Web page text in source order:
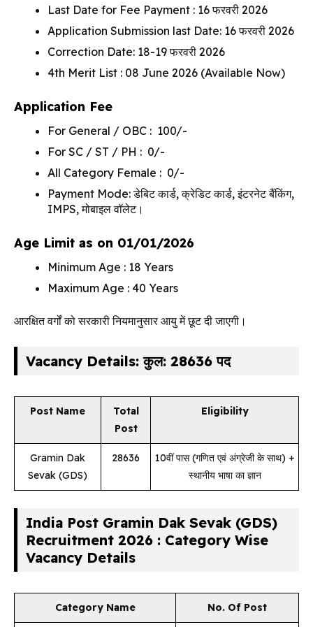
Last Date for Fee Payment : 16 फरवरी 2026
Application Submission last Date: 16 फरवरी 2026
Correction Date: 18-19 फरवरी 2026
4th Merit List : 08 June 2026 (Available Now)
Application Fee
For General / OBC : ₹ 100/-
For SC / ST / PH : ₹ 0/-
All Category Female : ₹ 0/-
Payment Mode: डेबिट कार्ड, क्रेडिट कार्ड, इंटरनेट बैंकिंग,
IMPS, मोबाइल वॉलेट।
Age Limit as on 01/01/2026
Minimum Age : 18 Years
Maximum Age : 40 Years
आरक्षित वर्गों को सरकारी नियमानुसार आयु में छूट दी जाएगी।
Vacancy Details: कुल: 28636 पद
Post Name
Total
Post
Eligibility
Gramin Dak
Sevak (GDS)
28636
10वीं पास (गणित एवं अंग्रेजी के साथ) +
स्थानीय भाषा का ज्ञान
India Post Gramin Dak Sevak (GDS)
Recruitment 2026 : Category Wise
Vacancy Details
Category Name No. Of Post